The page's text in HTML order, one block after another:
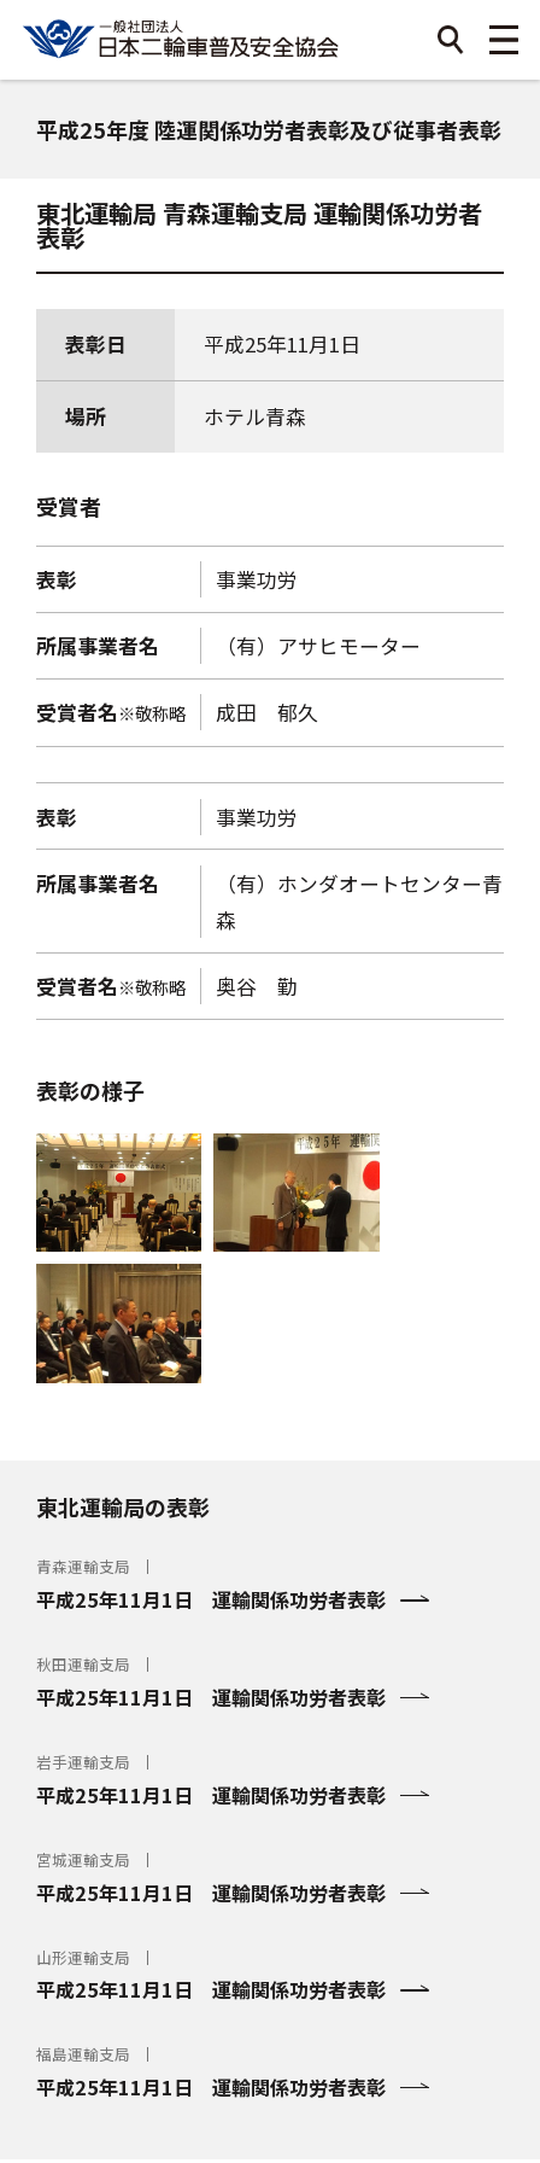
平成25年度 陸運関係功労者表彰及び従事者表彰
東北運輸局 青森運輸支局 運輸関係功労者
表彰
表彰日 平成25年11月1日
場所 ホテル青森
受賞者
表彰 事業功労
所属事業者名 （有）アサヒモーター
受賞者名※敬称略 成田 郁久
表彰 事業功労
所属事業者名
（有）ホンダオートセンター青
森
受賞者名※敬称略 奥谷 勤
表彰の様子
東北運輸局の表彰
青森運輸支局
平成25年11月1日 運輸関係功労者表彰
秋田運輸支局
平成25年11月1日 運輸関係功労者表彰
岩手運輸支局
平成25年11月1日 運輸関係功労者表彰
宮城運輸支局
平成25年11月1日 運輸関係功労者表彰
山形運輸支局
平成25年11月1日 運輸関係功労者表彰
福島運輸支局
平成25年11月1日 運輸関係功労者表彰